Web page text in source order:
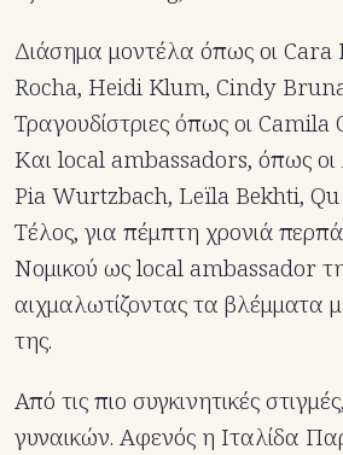
Διάσημα μοντέλα όπως οι Cara
Rocha, Heidi Klum, Cindy
Τραγουδίστριες όπως οι
Και local ambassadors, όπως
Pia Wurtzbach, Leïla Bekhti, Qu
Τέλος, για πέμπτη χρονιά
Νομικού ως local ambassador
αιχμαλωτίζοντας τα βλέμματα
της.
Από τις πιο συγκινητικές
γυναικών. Αφενός η Ιταλίδα